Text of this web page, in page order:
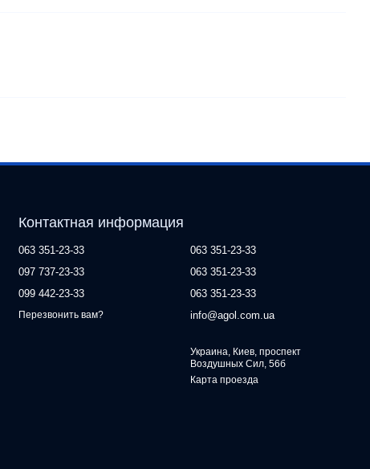
Контактная информация
063 351-23-33
097 737-23-33
099 442-23-33
Перезвонить вам?
063 351-23-33
063 351-23-33
063 351-23-33
info@agol.com.ua
Украина, Киев, проспект
Воздушных Сил, 56б
Карта проезда